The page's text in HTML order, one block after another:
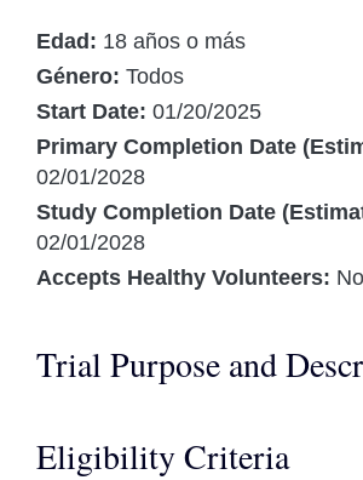
Edad: 18 años o más
Género: Todos
Start Date: 01/20/2025
Primary Completion Date
02/01/2028
Study Completion Date
02/01/2028
Accepts Healthy Volunteers: No
Trial Purpose and
Eligibility Criteria